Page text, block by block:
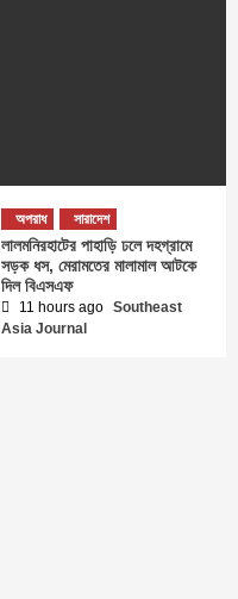
অপরাধ সারাদেশ
লালমনিরহাটের পাহাড়ি ঢলে দহগ্রামে
সড়ক ধস, মেরামতের মালামাল আটকে
দিল বিএসএফ
11 hours ago Southeast
Asia Journal